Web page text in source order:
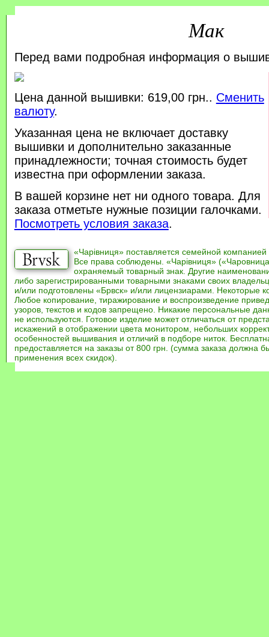
Мак
Перед вами подробная информация о
Цена данной вышивки: 619,00 грн.. Сменить
валюту.
Указанная цена не включает доставку
вышивки и дополнительно заказанные
принадлежности; точная стоимость будет
известна при оформлении заказа.
В вашей корзине нет ни одного товара. Для
заказа отметьте нужные позиции галочками.
Посмотреть условия заказа.
«Чарівниця» поставляется семейной компанией
Все права соблюдены. «Чарівниця»
охраняемый товарный знак. Другие
либо зарегистрированными товарными знаками своих
и/или подготовлены «Брвск» и/или лицензиарами. Некоторые
Любое копирование, тиражирование и воспроизведение
узоров, текстов и кодов запрещено. Никакие персональные
не используются. Готовое изделие может отличаться от
искажений в отображении цвета монитором, небольших
особенностей вышивания и отличий в подборе ниток.
предоставляется на заказы от 800 грн. (сумма заказа должна
применения всех скидок).